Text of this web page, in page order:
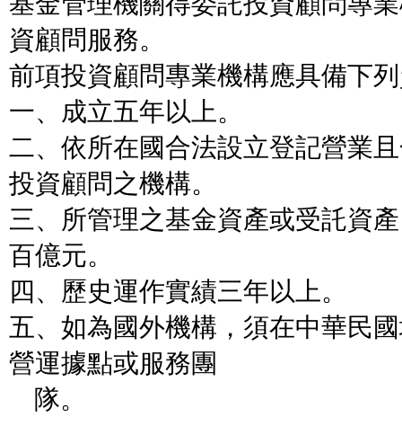
資顧問服務。
前項投資顧問專業機構應具備下
一、成立五年以上。
二、依所在國合法設立登記營業
投資顧問之機構。
三、所管理之基金資產或受託資
百億元。
四、歷史運作實績三年以上。
五、如為國外機構，須在中華民
營運據點或服務團
隊。